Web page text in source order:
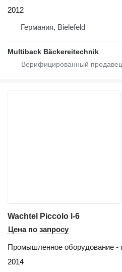
2012
Германия, Bielefeld
Multiback Bäckereitechnik
Wachtel Piccolo l-6
Цена по запросу
Промышленное оборудование -
2014